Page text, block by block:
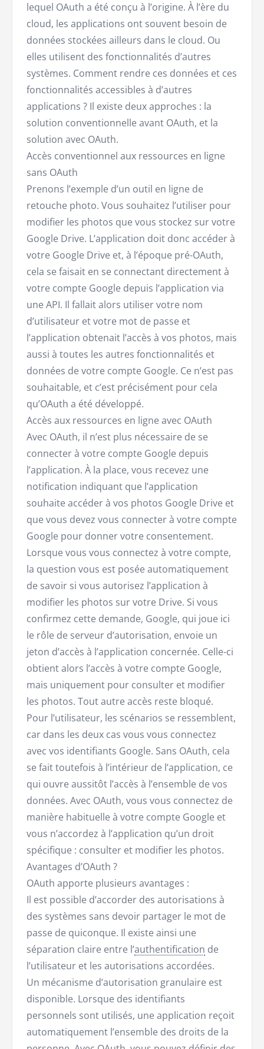
lequel OAuth a été conçu à l’origine. À l’ère du
cloud, les applications ont souvent besoin de
données stockées ailleurs dans le cloud. Ou
elles utilisent des fonctionnalités d’autres
systèmes. Comment rendre ces données et ces
fonctionnalités accessibles à d’autres
applications ? Il existe deux approches : la
solution conventionnelle avant OAuth, et la
solution avec OAuth.
Accès conventionnel aux ressources en ligne
sans OAuth
Prenons l’exemple d’un outil en ligne de
retouche photo. Vous souhaitez l’utiliser pour
modifier les photos que vous stockez sur votre
Google Drive. L’application doit donc accéder à
votre Google Drive et, à l’époque pré-OAuth,
cela se faisait en se connectant directement à
votre compte Google depuis l’application via
une API. Il fallait alors utiliser votre nom
d’utilisateur et votre mot de passe et
l’application obtenait l’accès à vos photos, mais
aussi à toutes les autres fonctionnalités et
données de votre compte Google. Ce n’est pas
souhaitable, et c’est précisément pour cela
qu’OAuth a été développé.
Accès aux ressources en ligne avec OAuth
Avec OAuth, il n’est plus nécessaire de se
connecter à votre compte Google depuis
l’application. À la place, vous recevez une
notification indiquant que l’application
souhaite accéder à vos photos Google Drive et
que vous devez vous connecter à votre compte
Google pour donner votre consentement.
Lorsque vous vous connectez à votre compte,
la question vous est posée automatiquement
de savoir si vous autorisez l’application à
modifier les photos sur votre Drive. Si vous
confirmez cette demande, Google, qui joue ici
le rôle de serveur d’autorisation, envoie un
jeton d’accès à l’application concernée. Celle-ci
obtient alors l’accès à votre compte Google,
mais uniquement pour consulter et modifier
les photos. Tout autre accès reste bloqué.
Pour l’utilisateur, les scénarios se ressemblent,
car dans les deux cas vous vous connectez
avec vos identifiants Google. Sans OAuth, cela
se fait toutefois à l’intérieur de l’application, ce
qui ouvre aussitôt l’accès à l’ensemble de vos
données. Avec OAuth, vous vous connectez de
manière habituelle à votre compte Google et
vous n’accordez à l’application qu’un droit
spécifique : consulter et modifier les photos.
Avantages d’OAuth ?
OAuth apporte plusieurs avantages :
Il est possible d’accorder des autorisations à
des systèmes sans devoir partager le mot de
passe de quiconque. Il existe ainsi une
séparation claire entre l’authentification de
l’utilisateur et les autorisations accordées.
Un mécanisme d’autorisation granulaire est
disponible. Lorsque des identifiants
personnels sont utilisés, une application reçoit
automatiquement l’ensemble des droits de la